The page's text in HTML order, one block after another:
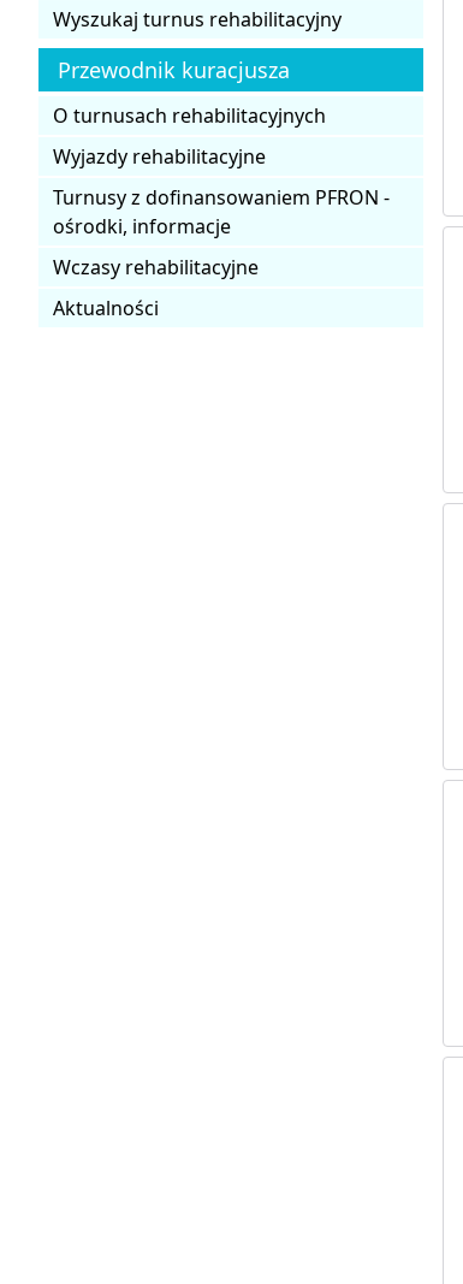
Wyszukaj turnus rehabilitacyjny
Przewodnik kuracjusza
O turnusach rehabilitacyjnych
Wyjazdy rehabilitacyjne
Turnusy z dofinansowaniem PFRON -
ośrodki, informacje
Wczasy rehabilitacyjne
Aktualności